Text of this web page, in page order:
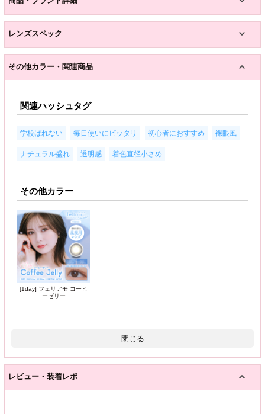
レンズスペック
その他カラー・関連商品
関連ハッシュタグ
学校ばれない 毎日使いにピッタリ 初心者におすすめ 裸眼風
ナチュラル盛れ 透明感 着色直径小さめ
その他カラー
[1day] フェリアモ コーヒ
ーゼリー
閉じる
レビュー・装着レポ